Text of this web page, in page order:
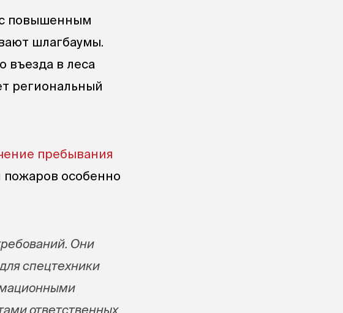
с повышенным
шлагбаумы.
въезда в леса
региональный
пребывания
пожаров особенно
Они
спецтехники
ответственных